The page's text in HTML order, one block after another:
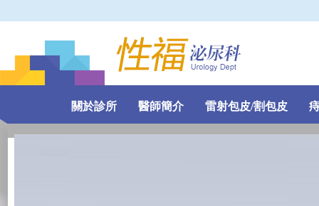
關於診所 醫師簡介 雷射包皮/割包皮